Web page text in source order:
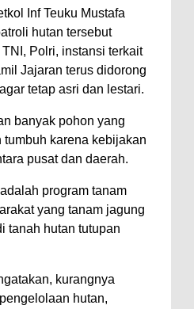
Oi Mbo, Dorong
Bantuan BSPS
Wali Kota Bima
Usulan Inpres
DAK 2027 ke BPJN
Penguatan Kolaborasi
Kota Bima Hadiri Rakornas
Fraksi DPRD terhadap
Inf Teuku Mustafa
hutan tersebut
Polri, instansi terkait
Jajaran terus didorong
tetap asri dan lestari.
banyak pohon yang
karena kebijakan
pusat dan daerah.
program tanam
yang tanam jagung
tanah hutan tutupan
kurangnya
hutan,